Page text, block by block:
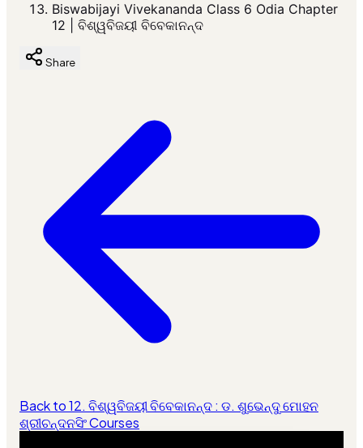
Biswabijayi Vivekananda Class 6 Odia Chapter
12 | ବିଶ୍ୱବିଜୟୀ ବିବେକାନନ୍ଦ
Share
Back to 12. ବିଶ୍ୱବିଜୟୀ ବିବେକାନନ୍ଦ : ଡ. ଶୁଭେନ୍ଦୁ ମୋହନ
ଶ୍ରୀଚନ୍ଦନସିଂ Courses